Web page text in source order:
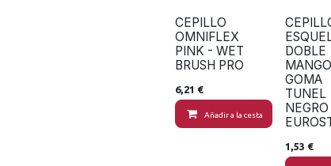
CEPILLO
OMNIFLEX
PINK - WET
BRUSH PRO
6,21 €
Añadir a la cesta
DOBLE
MANGO
GOMA
TUNEL
1,53 €